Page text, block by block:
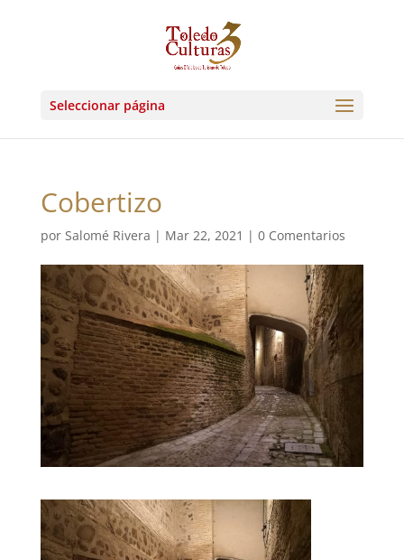
Seleccionar página
Cobertizo
por Salomé Rivera | Mar 22, 2021 | 0 Comentarios